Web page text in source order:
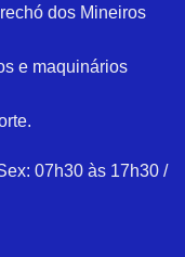
dos Mineiros
e maquinários
07h30 às 17h30 /